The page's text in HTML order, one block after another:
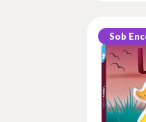
Sob